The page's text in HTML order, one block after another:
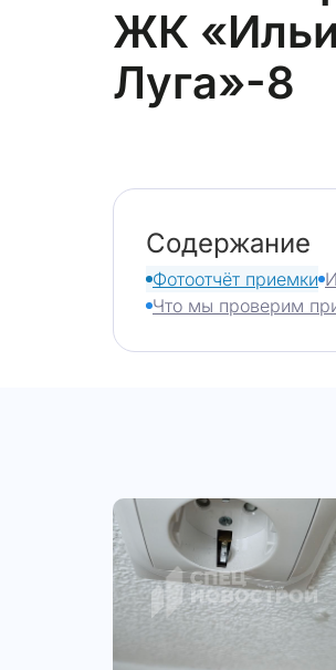
ЖК
Луга»-8
Содержание
Фотоотчёт приемки
Что мы проверим